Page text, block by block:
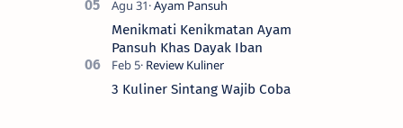
Menikmati Kenikmatan Ayam
Pansuh Khas Dayak Iban
3 Kuliner Sintang Wajib Coba